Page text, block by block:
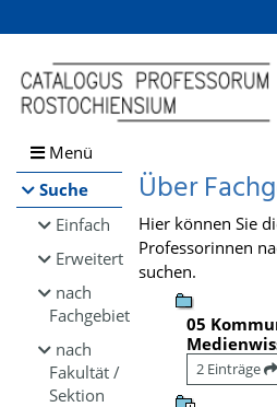
Browsen
direkt zum Inhalt
Menü
Suche
Einfach
Erweitert
nach
Fachgebiet
nach
Fakultät /
Sektion
Über
Hier können Sie
Professorinnen
suchen.
05
2 Einträge